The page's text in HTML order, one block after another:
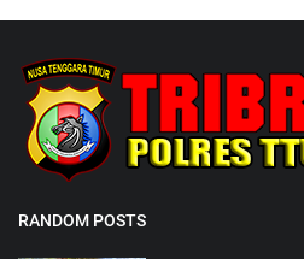
RANDOM POSTS